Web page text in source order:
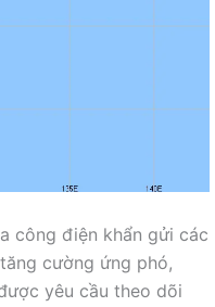
công điện khẩn gửi các
cường ứng phó,
yêu cầu theo dõi